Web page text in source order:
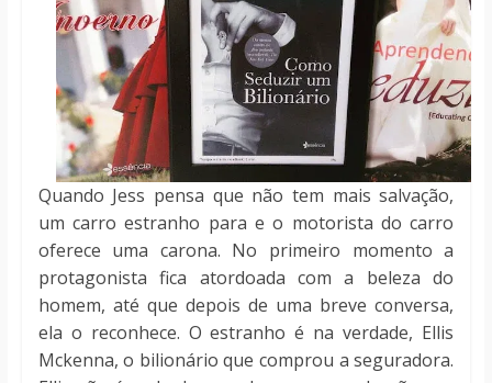
Quando Jess pensa que não tem mais salvação,
um carro estranho para e o motorista do carro
oferece uma carona. No primeiro momento a
protagonista fica atordoada com a beleza do
homem, até que depois de uma breve conversa,
ela o reconhece. O estranho é na verdade, Ellis
Mckenna, o bilionário que comprou a seguradora.